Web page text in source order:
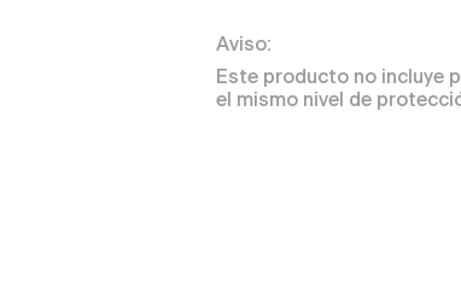
Aviso:
Este producto no incluye
el mismo nivel de